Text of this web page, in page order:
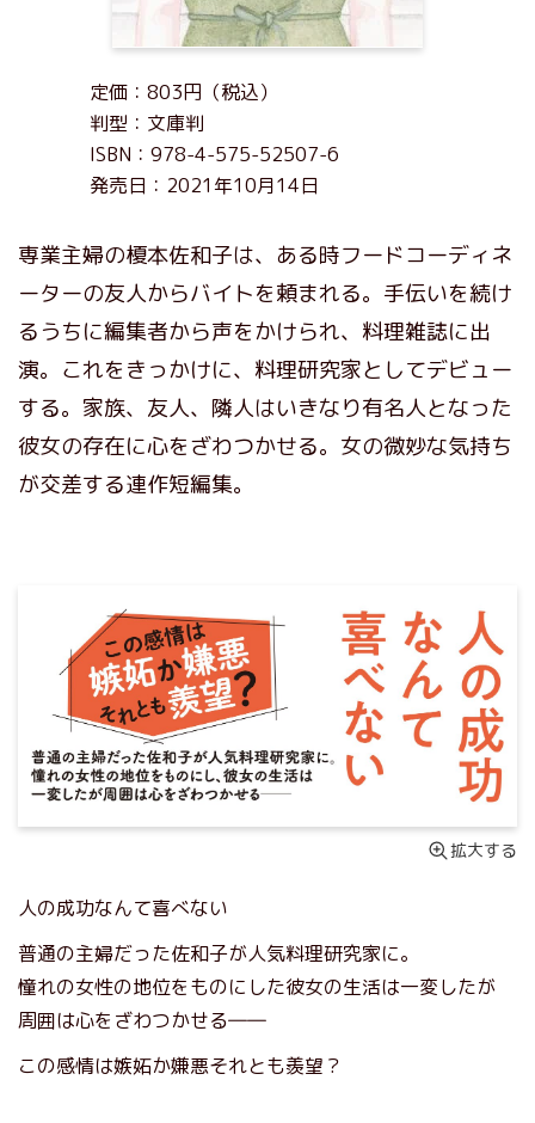
定価：803円（税込）
判型：文庫判
ISBN：978-4-575-52507-6
発売日：2021年10月14日
専業主婦の榎本佐和子は、ある時フードコーディネ
ーターの友人からバイトを頼まれる。手伝いを続け
るうちに編集者から声をかけられ、料理雑誌に出
演。これをきっかけに、料理研究家としてデビュー
する。家族、友人、隣人はいきなり有名人となった
彼女の存在に心をざわつかせる。女の微妙な気持ち
が交差する連作短編集。
拡大する
人の成功なんて喜べない
普通の主婦だった佐和子が人気料理研究家に。
憧れの女性の地位をものにした彼女の生活は一変したが
周囲は心をざわつかせる――
この感情は嫉妬か嫌悪それとも羨望？